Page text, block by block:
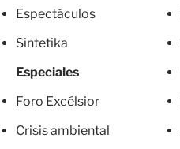
Espectáculos
Sintetika
Especiales
Foro Excélsior
Crisis ambiental